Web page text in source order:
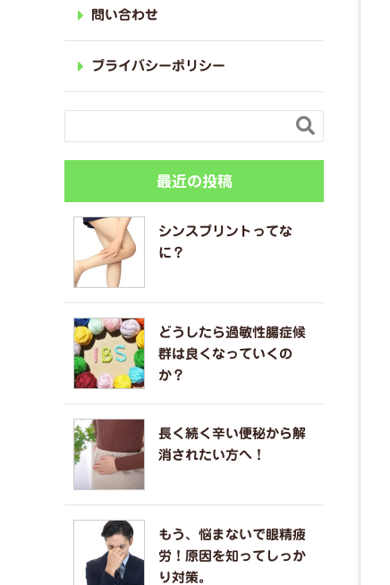
問い合わせ
プライバシーポリシー

最近の投稿
シンスプリントってな
に？
どうしたら過敏性腸症候
群は良くなっていくの
か？
長く続く辛い便秘から解
消されたい方へ！
もう、悩まないで眼精疲
労！原因を知ってしっか
り対策。